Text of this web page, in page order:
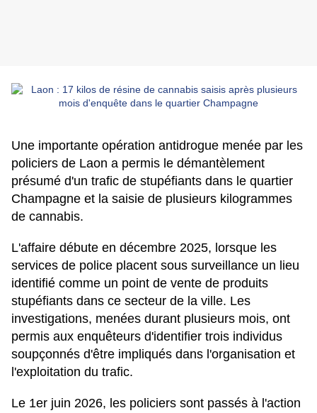
Une importante opération antidrogue menée par les
policiers de Laon a permis le démantèlement
présumé d'un trafic de stupéfiants dans le quartier
Champagne et la saisie de plusieurs kilogrammes
de cannabis.
L'affaire débute en décembre 2025, lorsque les
services de police placent sous surveillance un lieu
identifié comme un point de vente de produits
stupéfiants dans ce secteur de la ville. Les
investigations, menées durant plusieurs mois, ont
permis aux enquêteurs d'identifier trois individus
soupçonnés d'être impliqués dans l'organisation et
l'exploitation du trafic.
Le 1er juin 2026, les policiers sont passés à l'action